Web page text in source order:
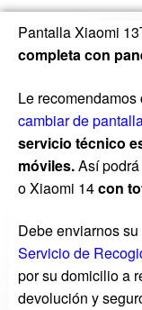
Pantalla Xiaomi
completa con
Le
cambiar de
servicio técnico
móviles.Así
o Xiaomi 14con
Debe enviarnos
Servicio de
por su domicilio a
devolución y